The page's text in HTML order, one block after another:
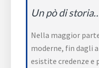
Un pò di
Nella maggior
moderne, fin dagli
esistite credenze e